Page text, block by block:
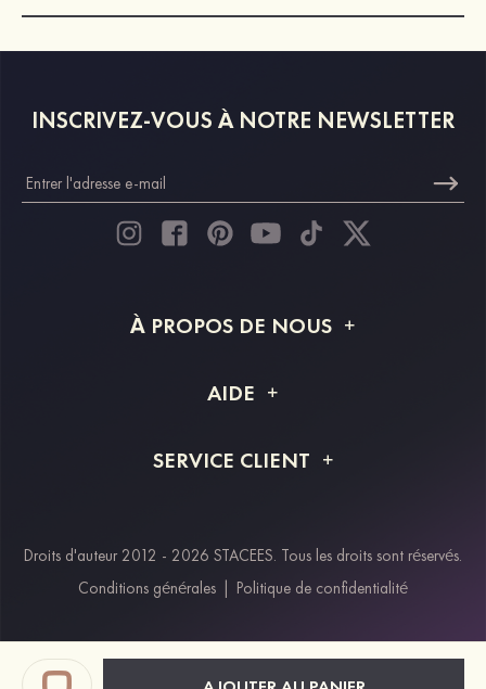
INSCRIVEZ-VOUS À NOTRE NEWSLETTER
À PROPOS DE NOUS
Livraison
AIDE
Retour et remboursement
SERVICE CLIENT
Modes de paiement
Klarna
Paypal
Droits d'auteur 2012 - 2026 STACEES. Tous les droits sont réservés.
Conditions générales
Politique de confidentialité